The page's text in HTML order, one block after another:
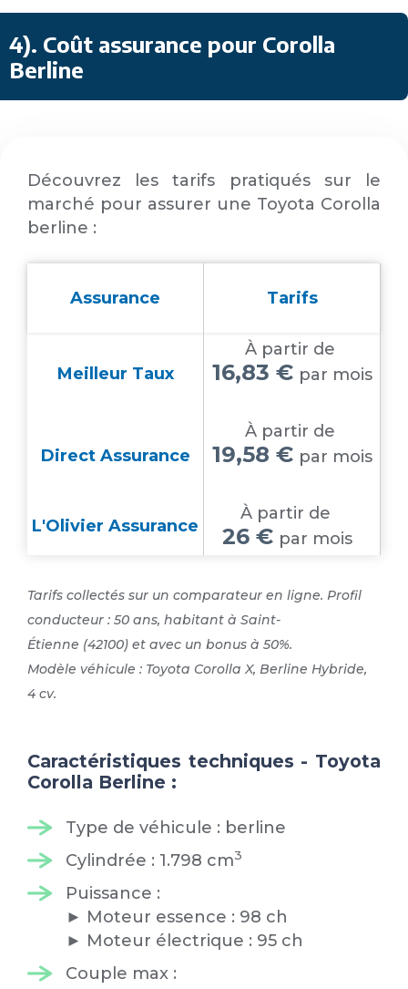
4). Coût assurance pour Corolla
Berline
Découvrez les tarifs pratiqués sur le
marché pour assurer une Toyota Corolla
berline :
Assurance Tarifs
Meilleur Taux
À partir de
16,83 € par mois
Direct Assurance
À partir de
19,58 € par mois
L'Olivier Assurance
À partir de
26 € par mois
Tarifs collectés sur un comparateur en ligne. Profil
conducteur : 50 ans, habitant à Saint-
Étienne (42100) et avec un bonus à 50%.
Modèle véhicule : Toyota Corolla X, Berline Hybride,
4 cv.
Caractéristiques techniques - Toyota
Corolla Berline :
Type de véhicule : berline
Cylindrée : 1.798 cm3
Puissance :
► Moteur essence : 98 ch
► Moteur électrique : 95 ch
Couple max :